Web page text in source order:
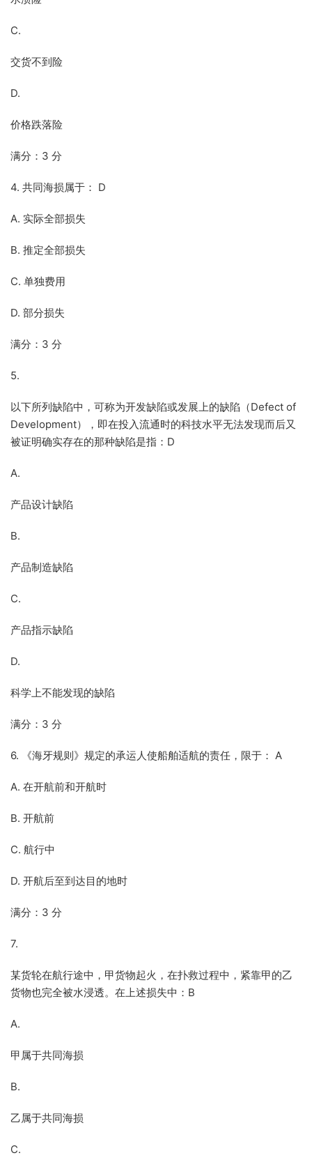
C.
交货不到险
D.
价格跌落险
满分：3 分
4. 共同海损属于： D
A. 实际全部损失
B. 推定全部损失
C. 单独费用
D. 部分损失
满分：3 分
5.
以下所列缺陷中，可称为开发缺陷或发展上的缺陷（Defect of
Development），即在投入流通时的科技水平无法发现而后又
被证明确实存在的那种缺陷是指：D
A.
产品设计缺陷
B.
产品制造缺陷
C.
产品指示缺陷
D.
科学上不能发现的缺陷
满分：3 分
6. 《海牙规则》规定的承运人使船舶适航的责任，限于： A
A. 在开航前和开航时
B. 开航前
C. 航行中
D. 开航后至到达目的地时
满分：3 分
7.
某货轮在航行途中，甲货物起火，在扑救过程中，紧靠甲的乙
货物也完全被水浸透。在上述损失中：B
A.
甲属于共同海损
B.
乙属于共同海损
C.